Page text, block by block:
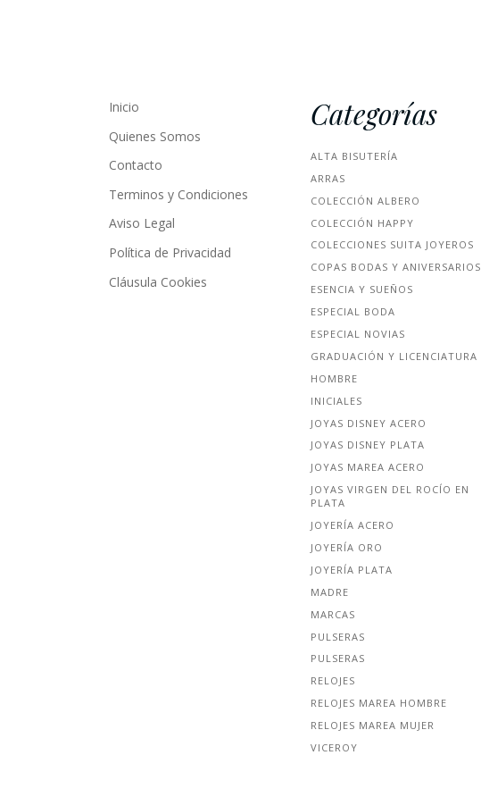
Inicio
Quienes Somos
Contacto
Terminos y Condiciones
Aviso Legal
Política de Privacidad
Cláusula Cookies
Categorías
ALTA BISUTERÍA
ARRAS
COLECCIÓN ALBERO
COLECCIÓN HAPPY
COLECCIONES SUITA JOYEROS
COPAS BODAS Y ANIVERSARIOS
ESENCIA Y SUEÑOS
ESPECIAL BODA
ESPECIAL NOVIAS
GRADUACIÓN Y LICENCIATURA
HOMBRE
INICIALES
JOYAS DISNEY ACERO
JOYAS DISNEY PLATA
JOYAS MAREA ACERO
JOYAS VIRGEN DEL ROCÍO EN
PLATA
JOYERÍA ACERO
JOYERÍA ORO
JOYERÍA PLATA
MADRE
MARCAS
PULSERAS
PULSERAS
RELOJES
RELOJES MAREA HOMBRE
RELOJES MAREA MUJER
VICEROY